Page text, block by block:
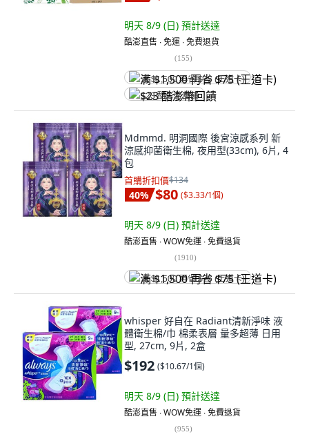
明天 8/9 (日) 預計送達
酷澎直售 ∙ 免運 ∙ 免費退貨
(155)
满 $1,500 再省 $75 (王道卡)
$23 酷澎幣回饋
Mdmmd. 明洞國際 後宮涼感系列 新
涼感抑菌衛生棉, 夜用型(33cm), 6片, 4
包
首購折扣價$134
40% $80 ($3.33/1個)
明天 8/9 (日) 預計送達
酷澎直售 ∙ WOW免運 ∙ 免費退貨
(1910)
满 $1,500 再省 $75 (王道卡)
whisper 好自在 Radiant清新淨味 液
體衛生棉/巾 棉柔表層 量多超薄 日用
型, 27cm, 9片, 2盒
$192 ($10.67/1個)
明天 8/9 (日) 預計送達
酷澎直售 ∙ WOW免運 ∙ 免費退貨
(955)